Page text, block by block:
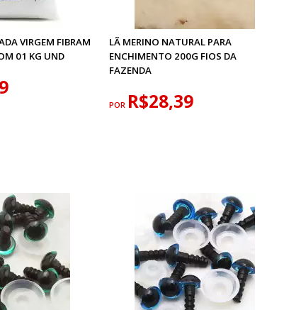
VIRGEM FIBRAM
01 KG UND
LÃ MERINO NATURAL PARA
ENCHIMENTO 200G FIOS DA
FAZENDA
POR R$28,39